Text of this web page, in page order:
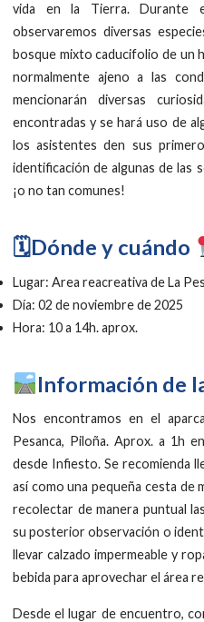
vida en la Tierra. Durante
observaremos diversas
bosque mixto caducifolio de un
normalmente ajeno a las
mencionarán diversas
encontradas y se hará uso de
los asistentes den sus
identificación de algunas de las
¡o no tan comunes!
🗓Dónde y cuándo
Lugar: Area reacreativa de La
Día: 02 de noviembre de 2025
Hora: 10 a 14h. aprox.
Información de
Nos encontramos en el
Pesanca, Piloña. Aprox. a 1h
desde Infiesto. Se recomienda
así como una pequeña cesta de
recolectar de manera puntual
su posterior observación o
llevar calzado impermeable y
bebida para aprovechar el área
Desde el lugar de encuentro,